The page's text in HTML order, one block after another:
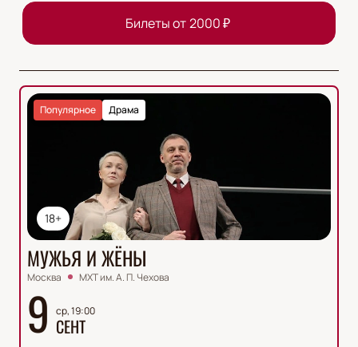
Билеты от 2000₽
18+
Драма
Популярное
МУЖЬЯ И ЖЁНЫ
Москва МХТ им. А. П. Чехова
9 ср, 19:00
СЕНТ